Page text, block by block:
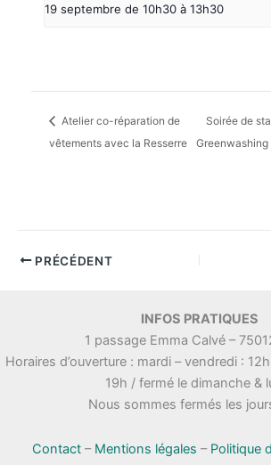
19 septembre de 10h30 à 13h30
Atelier co-réparation de
vêtements avec la Resserre
Soirée de
PRÉCÉDENT
INFOS PRATIQUES
1 passage Emma Calvé –
Horaires d’ouverture : mardi – vendredi :
19h / fermé le dimanche &
Nous sommes fermés les
Contact– Mentions légales – Politique